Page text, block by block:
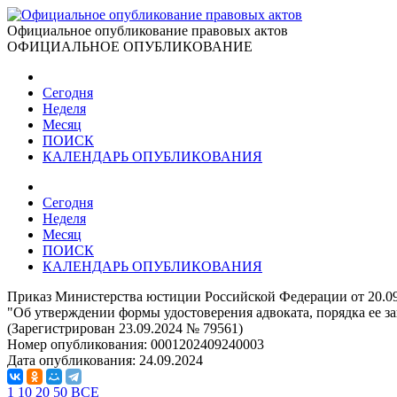
Официальное опубликование правовых актов
ОФИЦИАЛЬНОЕ ОПУБЛИКОВАНИЕ
Сегодня
Неделя
Месяц
ПОИСК
КАЛЕНДАРЬ ОПУБЛИКОВАНИЯ
Сегодня
Неделя
Месяц
ПОИСК
КАЛЕНДАРЬ ОПУБЛИКОВАНИЯ
Приказ Министерства юстиции Российской Федерации от
"Об утверждении формы удостоверения адвоката, порядка ее
(Зарегистрирован 23.09.2024 № 79561)
Номер опубликования: 0001202409240003
Дата опубликования: 24.09.2024
1 10 20 50 ВСЕ